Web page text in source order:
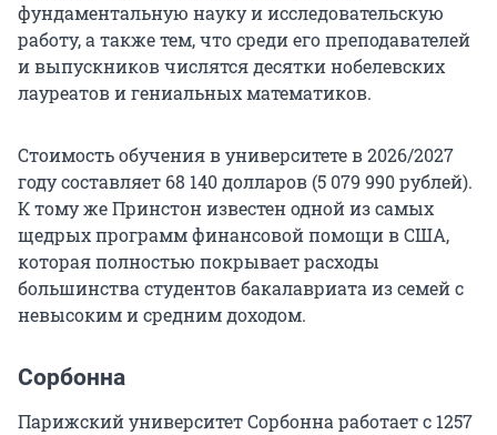
фундаментальную науку и исследовательскую
работу, а также тем, что среди его преподавателей
и выпускников числятся десятки нобелевских
лауреатов и гениальных математиков.
Стоимость обучения в университете в2026/2027
году составляет 68 140долларов (5 079 990рублей).
К тому же Принстон известен одной из самых
щедрых программ финансовой помощи в США,
которая полностью покрывает расходы
большинства студентов бакалавриата из семей с
невысоким и средним доходом.
Сорбонна
Парижский университет Сорбонна работает с 1257